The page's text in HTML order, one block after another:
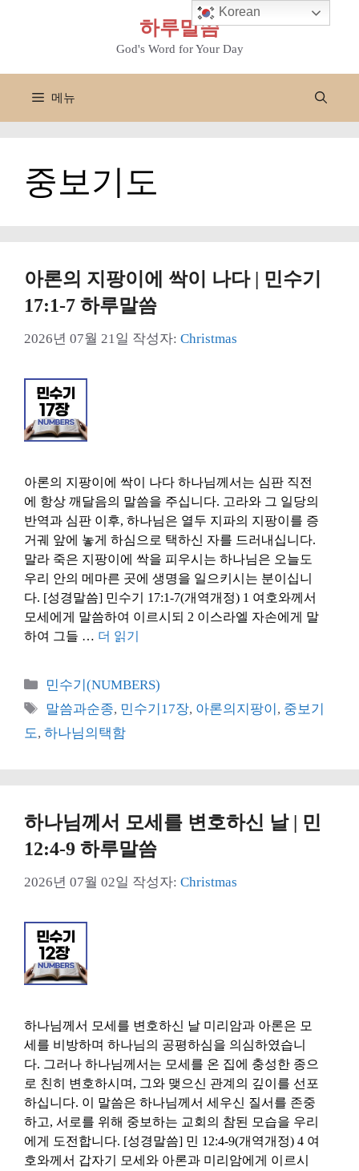
하루말씀
God's Word for Your Day
메뉴
중보기도
아론의 지팡이에 싹이 나다 | 민수기
17:1-7 하루말씀
2026년 07월 21일 작성자: Christmas
아론의 지팡이에 싹이 나다 하나님께서는 심판 직전
에 항상 깨달음의 말씀을 주십니다. 고라와 그 일당의
반역과 심판 이후, 하나님은 열두 지파의 지팡이를 증
거궤 앞에 놓게 하심으로 택하신 자를 드러내십니다.
말라 죽은 지팡이에 싹을 피우시는 하나님은 오늘도
우리 안의 메마른 곳에 생명을 일으키시는 분이십니
다. [성경말씀] 민수기 17:1-7(개역개정) 1 여호와께서
모세에게 말씀하여 이르시되 2 이스라엘 자손에게 말
하여 그들 … 더 읽기
카
테
리
민수기(NUMBERS)
태
그
말씀과순종, 민수기17장, 아론의지팡이 , 중보기
도, 하나님의택함
하나님께서 모세를 변호하신 날 | 민
12:4-9 하루말씀
2026년 07월 02일 작성자: Christmas
하나님께서 모세를 변호하신 날 미리암과 아론은 모
세를 비방하며 하나님의 공평하심을 의심하였습니
다. 그러나 하나님께서는 모세를 온 집에 충성한 종으
로 친히 변호하시며, 그와 맺으신 관계의 깊이를 선포
하십니다. 이 말씀은 하나님께서 세우신 질서를 존중
하고, 서로를 위해 중보하는 교회의 참된 모습을 우리
에게 도전합니다. [성경말씀] 민 12:4-9(개역개정) 4 여
호와께서 갑자기 모세와 아론과 미리암에게 이르시
Korean